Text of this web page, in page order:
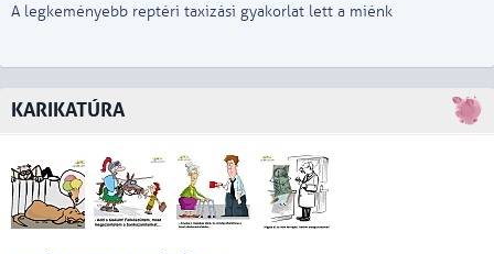
A legkeményebb reptéri taxizási gyakorlat lett a miénk
KARIKATÚRA